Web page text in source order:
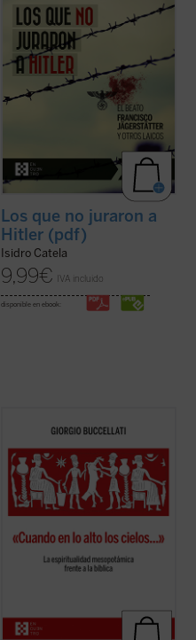
Aquí se narra su vida y su martirio,
testimonio de luz para la Iglesia y la ...(ver
ficha)
Los que no juraron a
Hitler (pdf)
Isidro Catela
9,99€ IVA incluido
disponible en ebook:
lector prolongue la reflexión histórico-
Ha sugerido no pocas conexiones útiles a
la hora de precisar la novedad religiosa,
antropológica y ... (ver ficha)